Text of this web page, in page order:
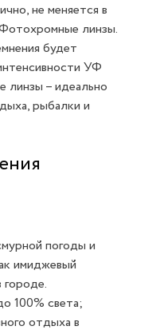
не меняется в
линзы.
будет
УФ
линзы – идеально
рыбалки и
погоды и
имиджевый
городе.
100% света;
отдыха в